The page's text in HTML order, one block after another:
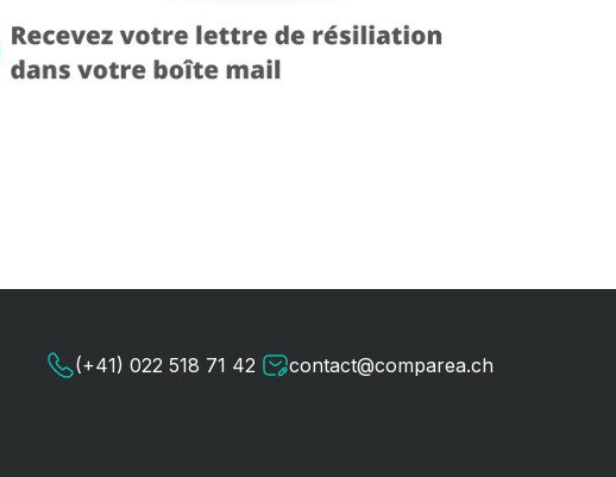
(+41) 022 518 71 42 contact@comparea.ch